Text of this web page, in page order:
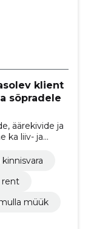
klient
sõpradele
äärekivide ja
ka liiv- ja
rent
müük